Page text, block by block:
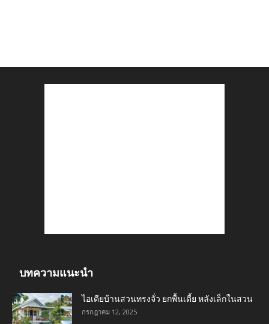
บทความแนะนำ
ไอเดียบ้านสวนทรงจั่ว ยกพื้นเตี้ย หลังเล็กในสวน
กรกฎาคม 12, 2025